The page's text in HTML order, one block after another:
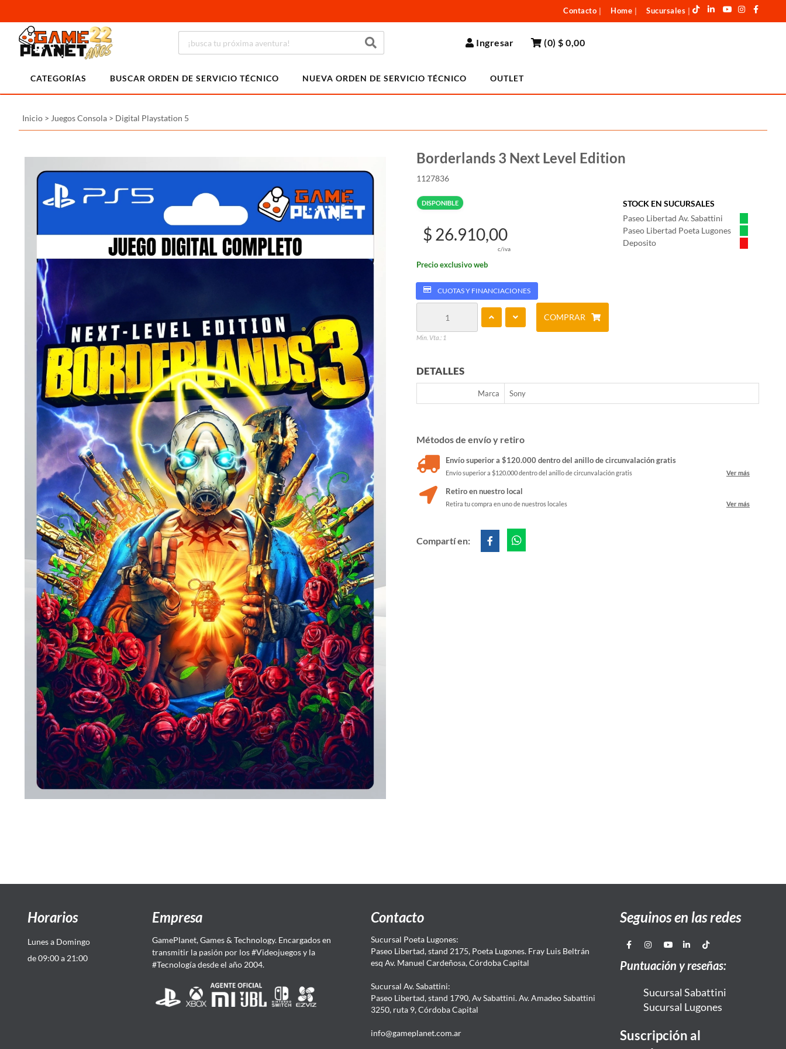
Contacto Home Sucursales
Ingresar (0)$ 0,00
CATEGORÍAS BUSCAR ORDEN DE SERVICIO TÉCNICO NUEVA ORDEN DE SERVICIO TÉCNICO OUTLET
Inicio > Juegos Consola > Digital Playstation 5
Borderlands 3 Next Level Edition
1127836
DISPONIBLE
STOCK EN SUCURSALES
Paseo Libertad Av. Sabattini
Paseo Libertad Poeta Lugones
Deposito
$ 26.910,00
c/iva
Precio exclusivo web
CUOTAS Y FINANCIACIONES
Min. Vta.: 1
COMPRAR
DETALLES
Marca Sony
Métodos de envío y retiro
Envío superior a $120.000 dentro del anillo de circunvalación gratis
Envío superior a $120.000 dentro del anillo de circunvalación gratis Ver más
Retiro en nuestro local
Retira tu compra en uno de nuestros locales Ver más
Compartí en:
Horarios
Lunes a Domingo
de 09:00 a 21:00
Empresa
GamePlanet, Games & Technology. Encargados en
transmitir la pasión por los #Videojuegos y la
#Tecnología desde el año 2004.
Contacto
Sucursal Poeta Lugones:
Paseo Libertad, stand 2175, Poeta Lugones. Fray Luis Beltrán
esq Av. Manuel Cardeñosa, Córdoba Capital
Sucursal Av. Sabattini:
Paseo Libertad, stand 1790, Av Sabattini. Av. Amadeo Sabattini
3250, ruta 9, Córdoba Capital
info@gameplanet.com.ar
Seguinos en las redes
Puntuación y reseñas:
Sucursal Sabattini
Sucursal Lugones
Suscripción al